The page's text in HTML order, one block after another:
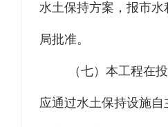
水土保持方案 ，报市水
局批准。
（七）本工程在
应通过水土保持设施自